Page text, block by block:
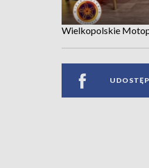
Wielkopolskie